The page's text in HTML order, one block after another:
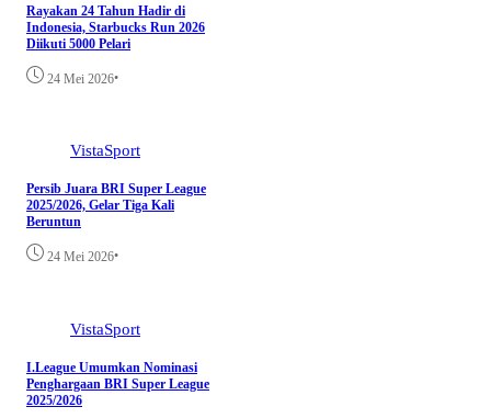
Rayakan 24 Tahun Hadir di
Indonesia, Starbucks Run 2026
Diikuti 5000 Pelari
24 Mei 2026•
VistaSport
Persib Juara BRI Super League
2025/2026, Gelar Tiga Kali
Beruntun
24 Mei 2026•
VistaSport
I.League Umumkan Nominasi
Penghargaan BRI Super League
2025/2026